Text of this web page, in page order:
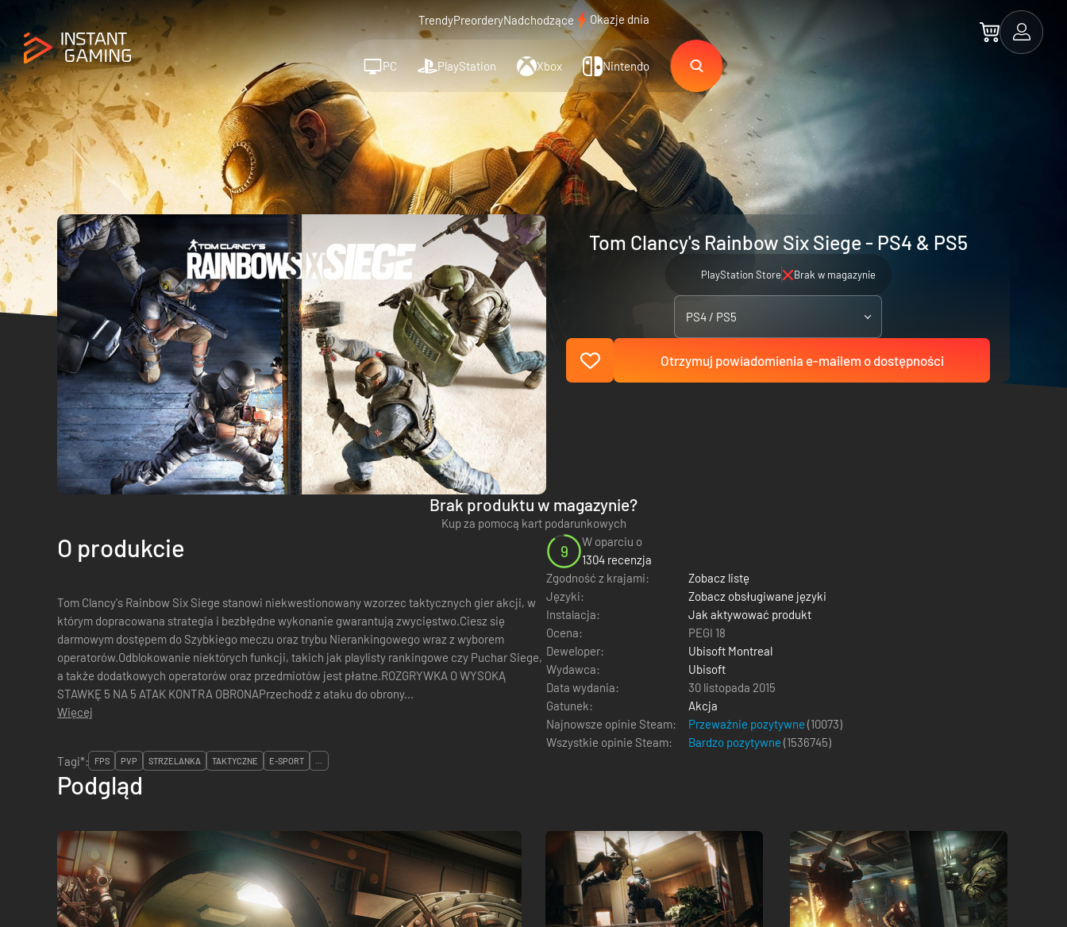
TrendyPreorderyNadchodzące Okazje dnia
PC PlayStation Xbox Nintendo
Tom Clancy's Rainbow Six Siege - PS4 & PS5
PlayStation Store Brak w magazynie
PS4 / PS5
Otrzymuj powiadomienia e-mailem o dostępności
Brak produktu w magazynie?
Kup za pomocą kart podarunkowych
O produkcie
Tom Clancy's Rainbow Six Siege stanowi niekwestionowany wzorzec taktycznych gier akcji, w
którym dopracowana strategia i bezbłędne wykonanie gwarantują zwycięstwo.Ciesz się
darmowym dostępem do Szybkiego meczu oraz trybu Nierankingowego wraz z wyborem
operatorów.Odblokowanie niektórych funkcji, takich jak playlisty rankingowe czy Puchar Siege,
a także dodatkowych operatorów oraz przedmiotów jest płatne.ROZGRYWKA O WYSOKĄ
STAWKĘ 5 NA 5 ATAK KONTRA OBRONAPrzechodź z ataku do obrony...
Więcej
9
W oparciu o
1304 recenzja
Zgodność z krajami:
Zobacz listę
Języki:
Zobacz obsługiwane języki
Instalacja:
Jak aktywować produkt
Ocena:
PEGI 18
Deweloper:
Ubisoft Montreal
Wydawca:
Ubisoft
Data wydania:
30 listopada 2015
Gatunek:
Akcja
Najnowsze opinie Steam:
Przeważnie pozytywne (10073)
Wszystkie opinie Steam:
Bardzo pozytywne (1536745)
Tagi*:
FPS PVP STRZELANKA TAKTYCZNE E-SPORT ...
Podgląd